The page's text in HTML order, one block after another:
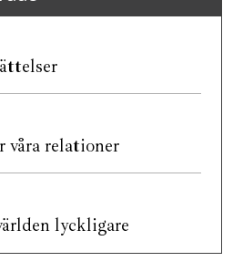
våra relationer
lyckligare